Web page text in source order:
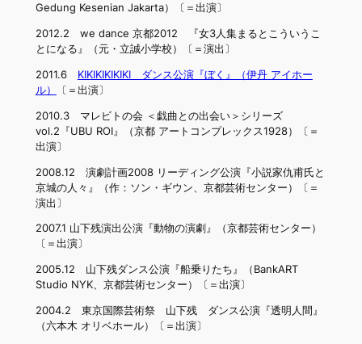
Gedung Kesenian Jakarta）〔＝出演〕
2012.2 we dance 京都2012 『女3人集まるとこういうこ
とになる』（元・立誠小学校）〔＝演出〕
2011.6 KIKIKIKIKIKI ダンス公演『ぼく』（伊丹 アイホー
ル）
〔＝出演〕
2010.3 マレビトの会 ＜戯曲との出会い＞シリーズ
vol.2『UBU ROI』（京都 アートコンプレックス1928）〔＝
出演〕
2008.12 演劇計画2008 リーディング公演『小説家仇甫氏と
京城の人々』（作：ソン・ギウン、京都芸術センター）〔＝
演出〕
2007.1 山下残演出公演『動物の演劇』（京都芸術センター）
〔＝出演〕
2005.12 山下残ダンス公演『船乗りたち』（BankART
Studio NYK、京都芸術センター）〔＝出演〕
2004.2 東京国際芸術祭 山下残 ダンス公演『透明人間』
（六本木 オリベホール）〔＝出演〕